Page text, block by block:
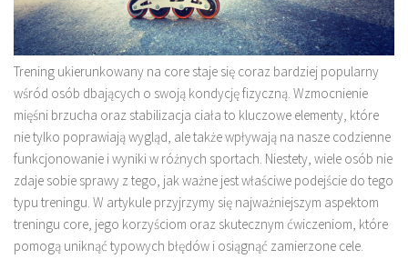
Trening ukierunkowany na core staje się coraz bardziej popularny
wśród osób dbających o swoją kondycję fizyczną. Wzmocnienie
mięśni brzucha oraz stabilizacja ciała to kluczowe elementy, które
nie tylko poprawiają wygląd, ale także wpływają na nasze codzienne
funkcjonowanie i wyniki w różnych sportach. Niestety, wiele osób nie
zdaje sobie sprawy z tego, jak ważne jest właściwe podejście do tego
typu treningu. W artykule przyjrzymy się najważniejszym aspektom
treningu core, jego korzyściom oraz skutecznym ćwiczeniom, które
pomogą uniknąć typowych błędów i osiągnąć zamierzone cele.